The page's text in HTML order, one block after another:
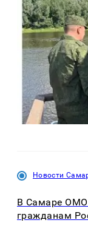
Новости
В Самаре
гражданам